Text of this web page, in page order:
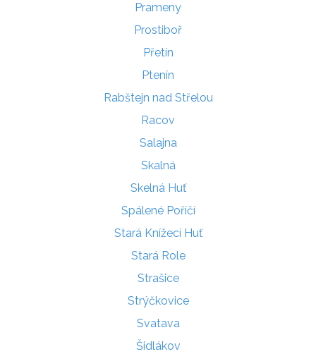
Prameny
Prostiboř
Přetín
Ptenín
Rabštejn nad Střelou
Racov
Salajna
Skalná
Skelná Huť
Spálené Poříčí
Stará Knížecí Huť
Stará Role
Strašice
Strýčkovice
Svatava
Šidlákov